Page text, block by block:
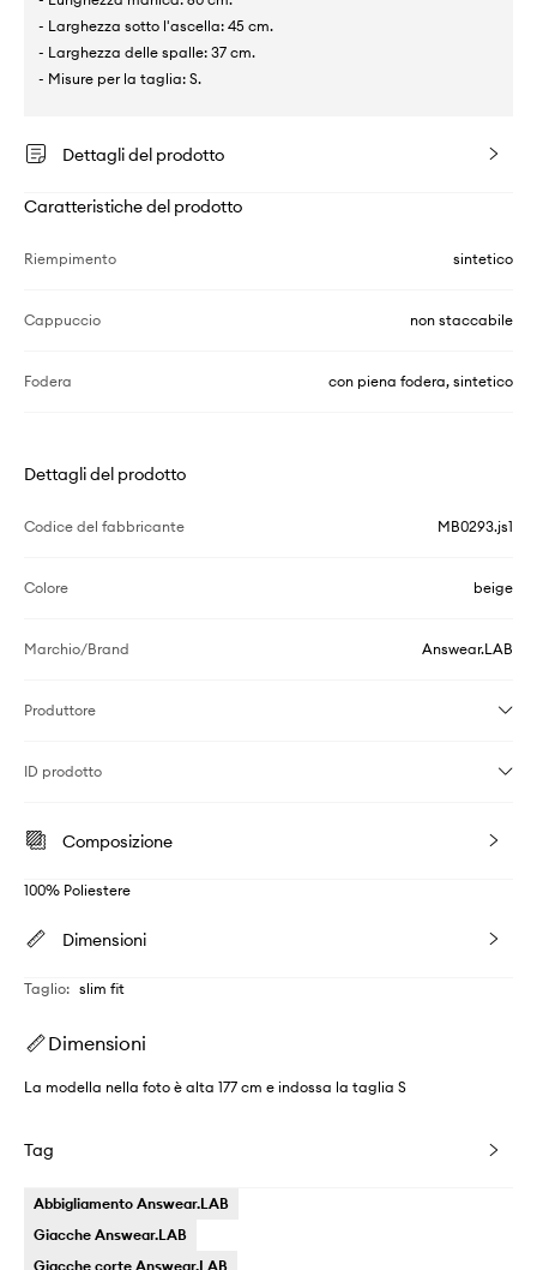
- Larghezza sotto l'ascella: 45 cm.
- Larghezza delle spalle: 37 cm.
- Misure per la taglia: S.
Dettagli del prodotto
Caratteristiche del prodotto
Riempimento sintetico
Cappuccio non staccabile
Fodera con piena fodera, sintetico
Dettagli del prodotto
Codice del fabbricante MB0293.js1
Colore beige
Marchio/Brand Answear.LAB
Produttore
ID prodotto
Composizione
100% Poliestere
Dimensioni
Taglio: slim fit
Dimensioni
La modella nella foto è alta 177 cm e indossa la taglia S
Tag
Abbigliamento Answear.LAB
Giacche Answear.LAB
Giacche corte Answear.LAB